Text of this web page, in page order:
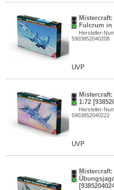
Mistercraft:
Fulcrum in
Hersteller-
5903852040208
UVP
1:72
Hersteller-
5903852040222
UVP
Mistercraft: